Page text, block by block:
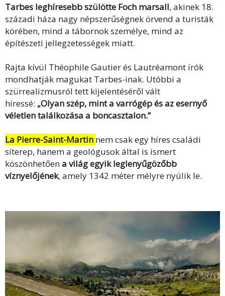
Tarbes leghíresebb szülötte Foch marsall, akinek 18.
századi háza nagy népszerűségnek örvend a turisták
körében, mind a tábornok személye, mind az
építészeti jellegzetességek miatt.
Rajta kívül Théophile Gautier és Lautréamont írók
mondhatják magukat Tarbes-inak. Utóbbi a
szürrealizmusról tett kijelentéséről vált
híressé: „Olyan szép, mint a varrógép és az esernyő
véletlen találkozása a boncasztalon.”
La Pierre-Saint-Martin nem csak egy híres családi
síterep, hanem a geológusok által is ismert
köszönhetőena világ egyik leglenyűgözőbb
víznyelőjének, amely 1342 méter mélyre nyúlik le.